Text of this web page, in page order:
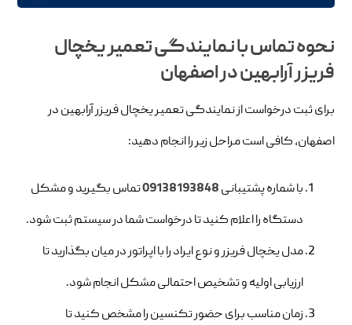
نحوه تماس با نمایندگی تعمیر یخچال
فریزر آرابهین در اصفهان
برای ثبت درخواست از نمایندگی تعمیر یخچال فریزر آرابهین در
اصفهان، کافی است مراحل زیر را انجام دهید:
با شماره پشتیبانی09138193848تماس بگیرید و مشکل
دستگاه را اعلام کنید تا درخواست شما در سیستم ثبت شود.
مدل یخچال فریزر و نوع ایراد را با اپراتور در میان بگذارید تا
ارزیابی اولیه و تشخیص احتمالی مشکل انجام شود.
زمان مناسب برای حضور تکنسین را مشخص کنید تا